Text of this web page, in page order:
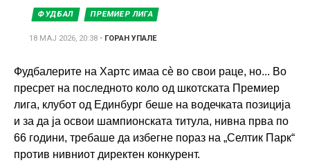
ФУДБАЛ ПРЕМИЕР ЛИГА
18 МАЈ 2026, 20:38 • ГОРАН УПАЛЕ
Фудбалерите на Хартс имаа сè во свои раце, но... Во
пресрет на последното коло од шкотската Премиер
лига, клубот од Единбург беше на водечката позиција
и за да ја освои шампионската титула, нивна прва по
66 години, требаше да избегне пораз на „Селтик Парк“
против нивниот директен конкурент.